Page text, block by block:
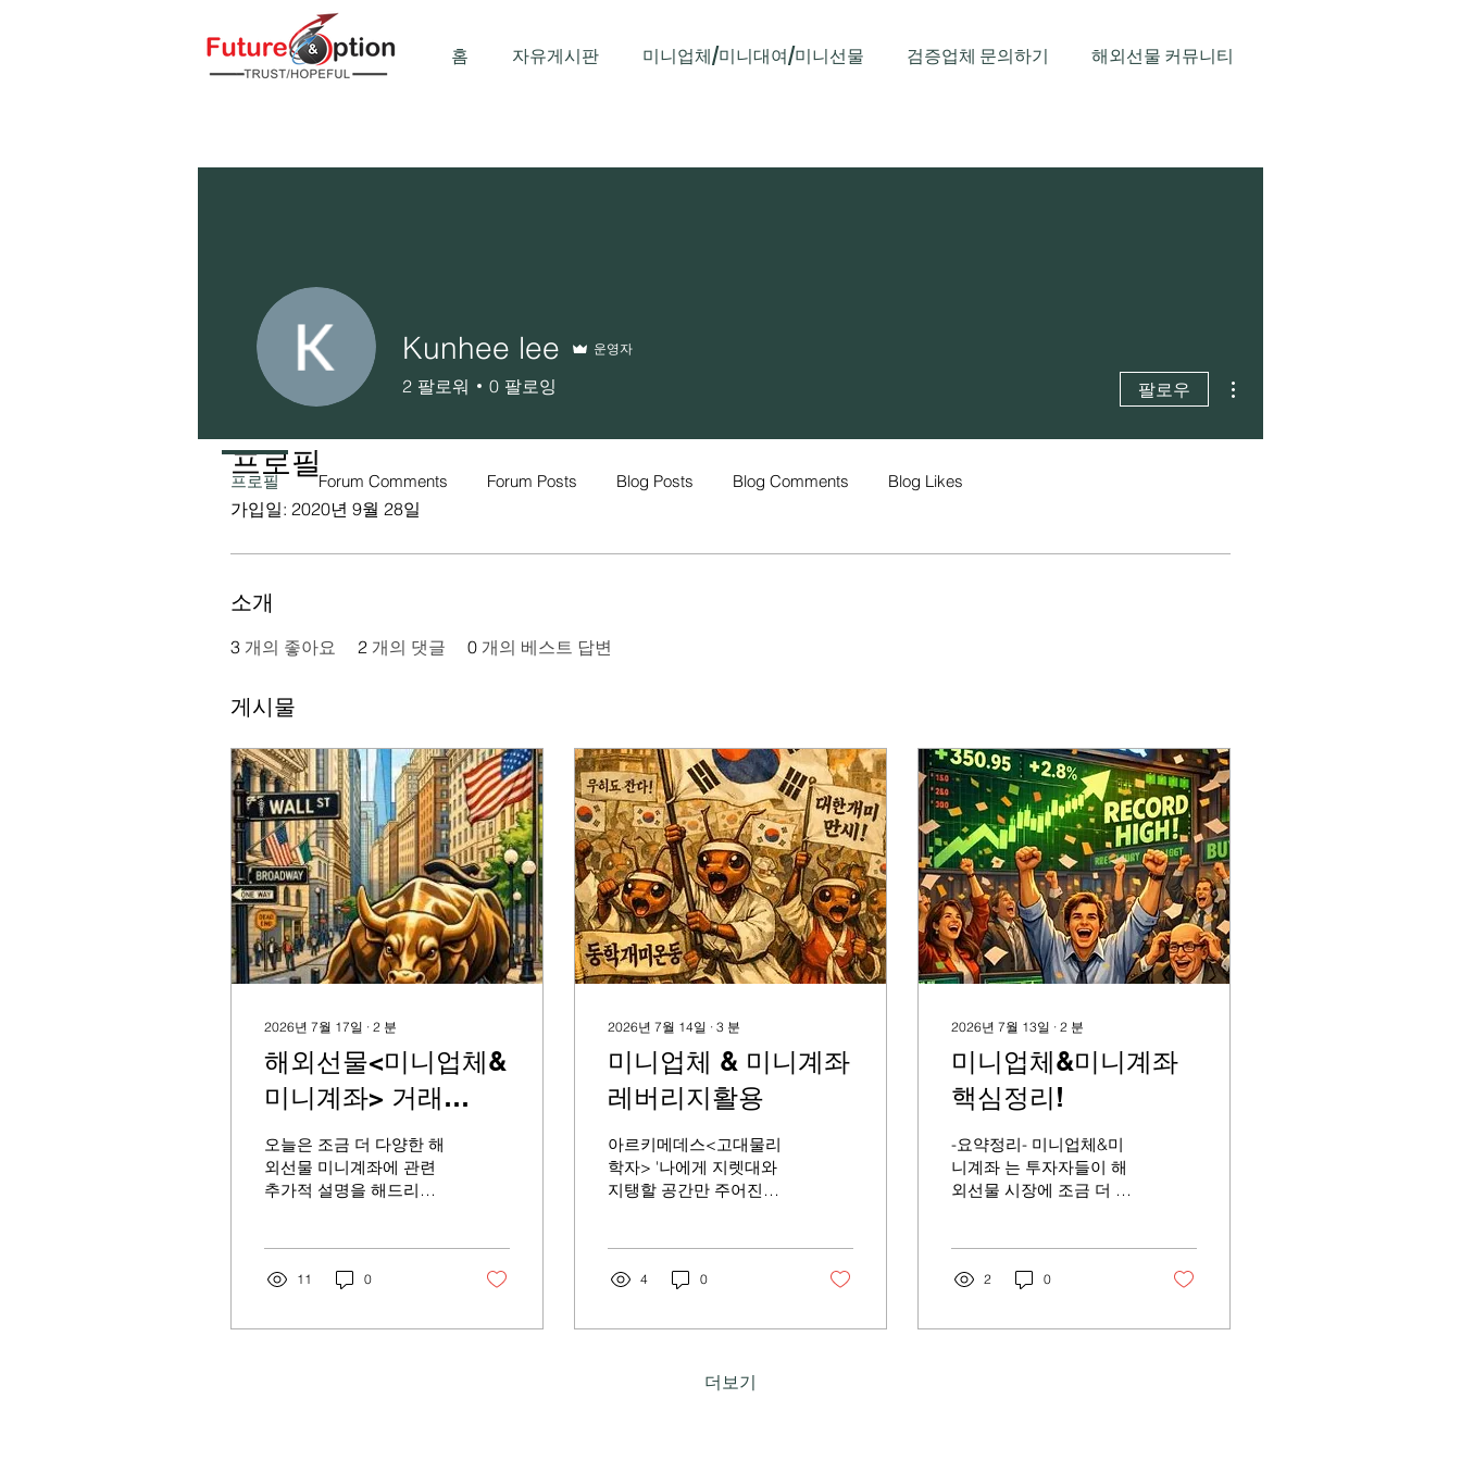
홈 자유게시판 미니업체/미니대여/미니선물 검증업체 문의하기 해외선물 커뮤니티
프로필
가입일: 2020년 9월 28일
소개
3 개의 좋아요 2 개의 댓글 0 개의 베스트 답변
게시물
2026년 7월 17일 ∙ 2 분
해외선물<미니업체&
미니계좌> 거래
100%이해하기
오늘은 조금 더 다양한 해
외선물 미니계좌에 관련
추가적 설명을 해드리겠
리선물 (금융선물:S&P지
주가지수에 상승과 하락
11 0
2026년 7월 14일 ∙ 3 분
미니업체 & 미니계좌
레버리지활용
아르키메데스<고대물리
학자> '나에게 지렛대와
지탱할 공간만 주어진다
있는 공간이자 힘' 입니다.
고하다면, 무엇이든 들어
은 보통 작은 청어를 던져
청어떼와 큰 물고기를 잡
4 0
2026년 7월 13일 ∙ 2 분
미니업체&미니계좌
핵심정리!
-요약정리- 미니업체&미
니계좌 는 투자자들이 해
외선물 시장에 조금 더 쉽
계좌를 통해 투자자는 선
있지요. 해외선물 미니계
2 0
더보기
Kunhee lee 운영자
2 팔로워 0 팔로잉 팔로우
프로필 Forum Comments Forum Posts Blog Posts Blog Comments Blog Likes